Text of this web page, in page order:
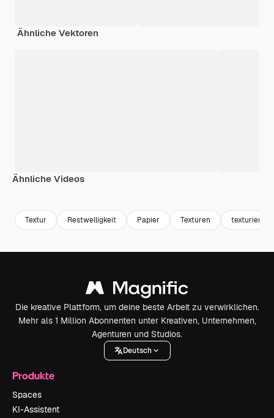
Ähnliche Vektoren
Ähnliche Videos
Textur Restwelligkeit Papier Texturen texturierte
Die kreative Plattform, um deine beste Arbeit zu verwirklichen.
Mehr als 1 Million Abonnenten unter Kreativen, Unternehmen,
Agenturen und Studios.
Deutsch
Produkte
Spaces
KI-Assistent